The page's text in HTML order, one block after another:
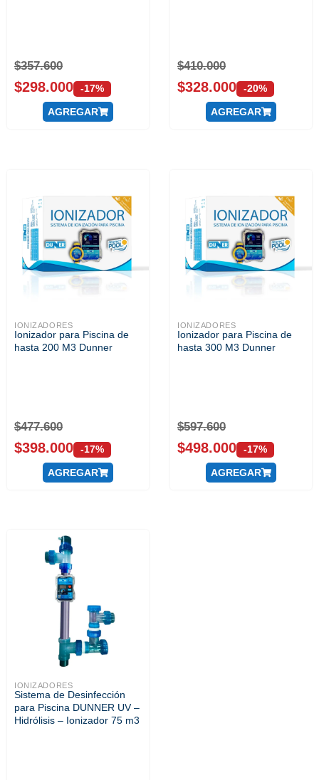
$357.600
$298.000 -17%
AGREGAR
$410.000
$328.000 -20%
AGREGAR
IONIZADORES
Ionizador para Piscina de
hasta 200 M3 Dunner
$477.600
$398.000 -17%
AGREGAR
IONIZADORES
Ionizador para Piscina de
hasta 300 M3 Dunner
$597.600
$498.000 -17%
AGREGAR
IONIZADORES
Sistema de Desinfección
para Piscina DUNNER UV –
Hidrólisis – Ionizador 75 m3